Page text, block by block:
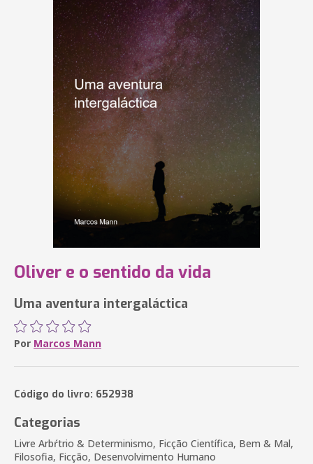
Oliver e o sentido da vida
Uma aventura intergaláctica
Por Marcos Mann
Código do livro: 652938
Categorias
Livre Arbŕtrio & Determinismo, Ficção Científica, Bem & Mal,
Filosofia, Ficção, Desenvolvimento Humano